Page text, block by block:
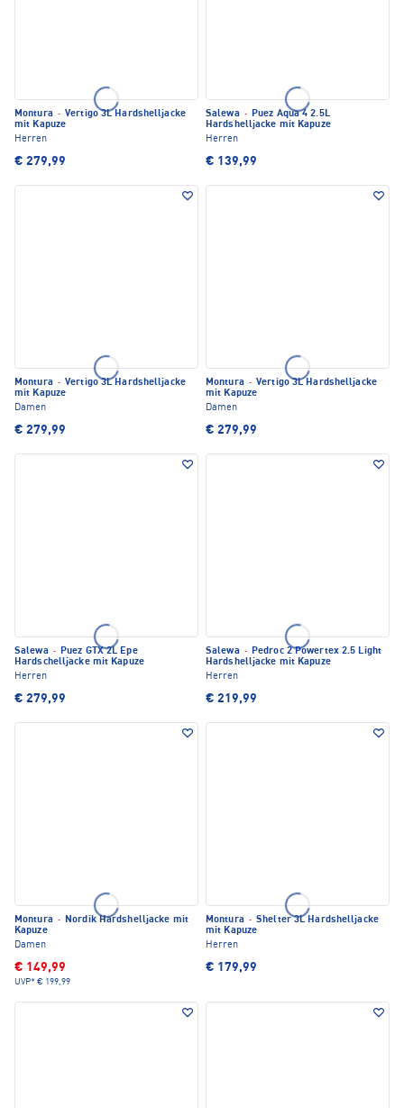
Montura · Vertigo 3L Hardshelljacke
mit Kapuze
Herren
€ 279,99
Salewa · Puez Aqua 4 2.5L
Hardshelljacke mit Kapuze
Herren
€ 139,99
Montura · Vertigo 3L Hardshelljacke
mit Kapuze
Damen
€ 279,99
Montura · Vertigo 3L Hardshelljacke
mit Kapuze
Damen
€ 279,99
Salewa · Puez GTX 2L Epe
Hardschelljacke mit Kapuze
Herren
€ 279,99
Salewa · Pedroc 2 Powertex 2.5 Light
Hardshelljacke mit Kapuze
Herren
€ 219,99
Montura · Nordik Hardshelljacke mit
Kapuze
Damen
€ 149,99
UVP* € 199,99
Montura · Shelter 3L Hardshelljacke
mit Kapuze
Herren
€ 179,99